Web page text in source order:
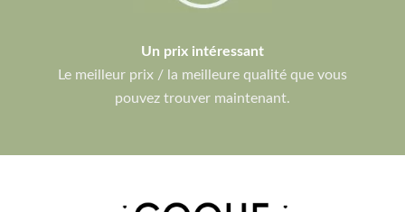
Un prix intéressant
Le meilleur prix / la meilleure qualité que vous
pouvez trouver maintenant.